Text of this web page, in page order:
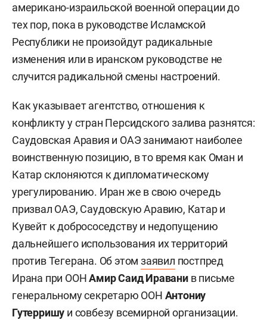
американо-израильской военной операции до
тех пор, пока в руководстве Исламской
Республики не произойдут радикальные
изменения или в иранском руководстве не
случится радикальной смены настроений.
Как указывает агентство, отношения к
конфликту у стран Персидского залива разнятся:
Саудовская Аравия и ОАЭ занимают наиболее
воинственную позицию, в то время как Оман и
Катар склоняются к дипломатическому
урегулированию. Иран же в свою очередь
призвал ОАЭ, Саудовскую Аравию, Катар и
Кувейт к добрососедству и недопущению
дальнейшего использования их территорий
против Тегерана. Об этомзаявил постпред
Ирана при ООНАмир Саид Ираванив письме
генеральному секретарю ООН Антониу
Гутерришу и совбезу всемирной организации.